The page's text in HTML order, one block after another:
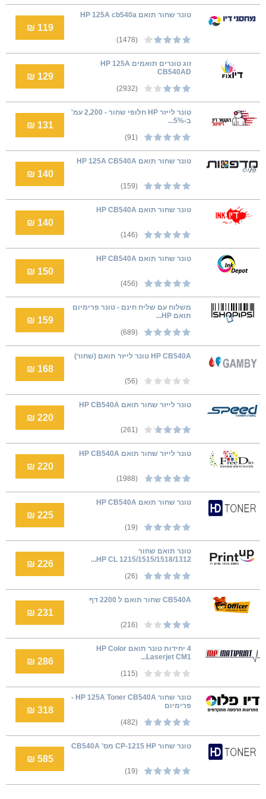
טונר שחור תואם HP 125A cb540a
(1478)
119 ₪
זוג טונרים תואמים HP 125A
CB540AD
(2932)
129 ₪
טונר לייזר HP חלופי שחור - 2,200 עמ'
ב-5%...
(91)
131 ₪
‏טונר ‏שחור תואם HP 125A CB540A
(159)
140 ₪
טונר שחור תואם HP CB540A
(146)
140 ₪
טונר שחור תואם HP CB540A
(456)
150 ₪
משלוח עם שליח חינם - טונר פרימיום
תואם HP...
(689)
159 ₪
HP CB540A טונר לייזר תואם (שחור)
(56)
168 ₪
טונר לייזר שחור תואם HP CB540A
(261)
220 ₪
טונר לייזר שחור תואם HP CB540A
(1988)
220 ₪
טונר שחור תואם HP CB540A
(19)
225 ₪
טונר תואם שחור
1215/1515/1518/1312 HP CL...
(26)
226 ₪
CB540A שחור תואם ל 2200 דף
(216)
231 ₪
4 יחידות טונר תואם HP Color
Laserjet CM1...
(115)
286 ₪
טונר שחור HP 125A Toner CB540A -
פרימיום
(482)
318 ₪
טונר שחור CP-1215 HP מס' CB540A
(19)
585 ₪